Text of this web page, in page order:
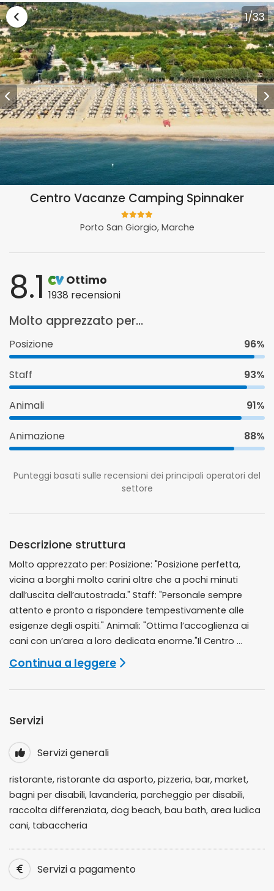
Vai alla lista vacanze Marche 1/33
Centro Vacanze Camping Spinnaker
Porto San Giorgio, Marche
8.1 Ottimo
1938 recensioni
Molto apprezzato per...
Posizione 96%
Staff 93%
Animali 91%
Animazione 88%
Punteggi basati sulle recensioni dei principali operatori del
settore
Descrizione struttura
Molto apprezzato per: Posizione: "Posizione perfetta,
vicina a borghi molto carini oltre che a pochi minuti
dall’uscita dell’autostrada." Staff: "Personale sempre
attento e pronto a rispondere tempestivamente alle
esigenze degli ospiti." Animali: "Ottima l’accoglienza ai
cani con un’area a loro dedicata enorme."Il Centro ...
Continua a leggere
Servizi
Servizi generali
ristorante, ristorante da asporto, pizzeria, bar, market,
bagni per disabili, lavanderia, parcheggio per disabili,
raccolta differenziata, dog beach, bau bath, area ludica
cani, tabaccheria
Servizi a pagamento